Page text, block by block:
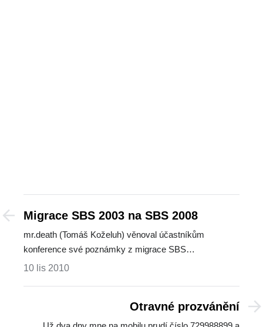
Migrace SBS 2003 na SBS 2008
mr.death (Tomáš Koželuh) věnoval účastníkům
konference své poznámky z migrace SBS…
10 lis 2010
Otravné prozvánění